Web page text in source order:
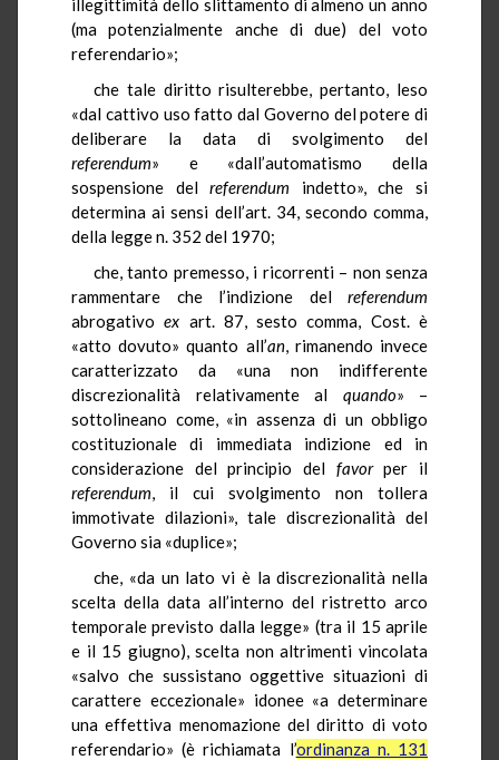
illegittimità dello slittamento di almeno un anno
(ma potenzialmente anche di due) del voto
referendario»;
che tale diritto risulterebbe, pertanto, leso
«dal cattivo uso fatto dal Governo del potere di
deliberare la data di svolgimento del
referendum» e «dall’automatismo della
sospensione delreferendum indetto», che si
determina ai sensi dell’art. 34, secondo comma,
della legge n. 352 del 1970;
che, tanto premesso, i ricorrenti – non senza
rammentare che l’indizione del referendum
abrogativoex art. 87, sesto comma, Cost. è
«atto dovuto» quanto all’an, rimanendo invece
caratterizzato da «una non indifferente
discrezionalità relativamente al quando» –
sottolineano come, «in assenza di un obbligo
costituzionale di immediata indizione ed in
considerazione del principio del favorper il
referendum, il cui svolgimento non tollera
immotivate dilazioni», tale discrezionalità del
Governo sia «duplice»;
che, «da un lato vi è la discrezionalità nella
scelta della data all’interno del ristretto arco
temporale previsto dalla legge» (tra il 15 aprile
e il 15 giugno), scelta non altrimenti vincolata
«salvo che sussistano oggettive situazioni di
carattere eccezionale» idonee «a determinare
una effettiva menomazione del diritto di voto
referendario» (è richiamata l’ordinanza n. 131